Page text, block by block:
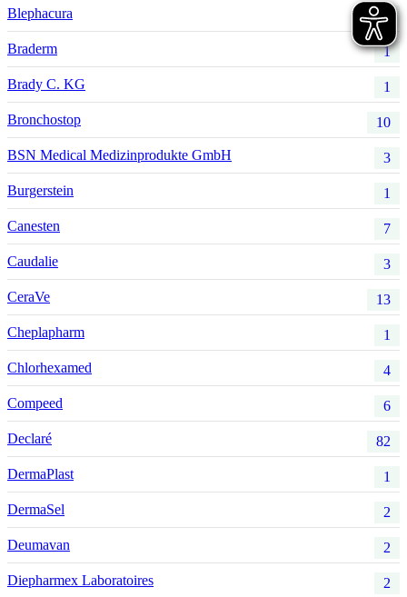
Blephacura 1
Braderm 1
Brady C. KG 1
Bronchostop 10
BSN Medical Medizinprodukte GmbH 3
Burgerstein 1
Canesten 7
Caudalie 3
CeraVe 13
Cheplapharm 1
Chlorhexamed 4
Compeed 6
Declaré 82
DermaPlast 1
DermaSel 2
Deumavan 2
Diepharmex Laboratoires 2